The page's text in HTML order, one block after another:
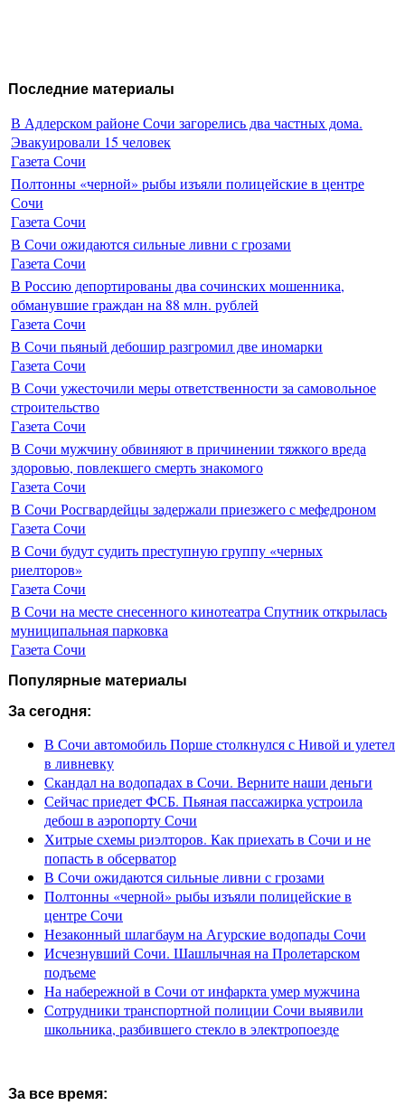
Последние материалы
В Адлерском районе Сочи загорелись два частных дома.
Эвакуировали 15 человек
Газета Сочи
Полтонны «черной» рыбы изъяли полицейские в центре
Сочи
Газета Сочи
В Сочи ожидаются сильные ливни с грозами
Газета Сочи
В Россию депортированы два сочинских мошенника,
обманувшие граждан на 88 млн. рублей
Газета Сочи
В Сочи пьяный дебошир разгромил две иномарки
Газета Сочи
В Сочи ужесточили меры ответственности за самовольное
строительство
Газета Сочи
В Сочи мужчину обвиняют в причинении тяжкого вреда
здоровью, повлекшего смерть знакомого
Газета Сочи
В Сочи Росгвардейцы задержали приезжего с мефедроном
Газета Сочи
В Сочи будут судить преступную группу «черных
риелторов»
Газета Сочи
В Сочи на месте снесенного кинотеатра Спутник открылась
муниципальная парковка
Газета Сочи
Популярные материалы
За сегодня:
В Сочи автомобиль Порше столкнулся с Нивой и улетел
в ливневку
Скандал на водопадах в Сочи. Верните наши деньги
Сейчас приедет ФСБ. Пьяная пассажирка устроила
дебош в аэропорту Сочи
Хитрые схемы риэлторов. Как приехать в Сочи и не
попасть в обсерватор
В Сочи ожидаются сильные ливни с грозами
Полтонны «черной» рыбы изъяли полицейские в
центре Сочи
Незаконный шлагбаум на Агурские водопады Сочи
Исчезнувший Сочи. Шашлычная на Пролетарском
подъеме
На набережной в Сочи от инфаркта умер мужчина
Сотрудники транспортной полиции Сочи выявили
школьника, разбившего стекло в электропоезде
За все время: